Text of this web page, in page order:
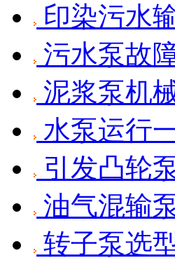
印染污水
污水泵故
泥浆泵机
水泵运行
引发凸轮
油气混输
转子泵选